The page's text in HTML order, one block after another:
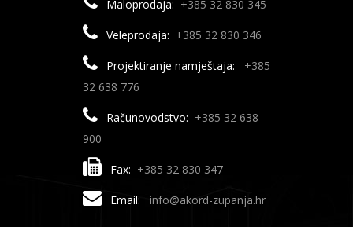
Setovi ručnih alata
Sjekire
Škare
Škare za betonsko željezo
Škripci/Stege/Poluge
Škare za grane
Škare za lozu
Škare za živicu
Šprice
Štihače
Trimeri
Akumulatorski trimeri
Vile
Maloprodaja: +385 32 830 345
Veleprodaja: +385 32 830 346
Projektiranje namještaja:
+385
32 638 776
Računovodstvo: +385 32 638
900
Fax: +385 32 830 347
Email: info@akord-zupanja.hr